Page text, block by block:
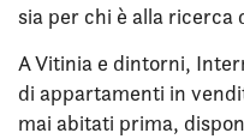
sia per chi è alla ricerca
A Vitinia e dintorni,
di appartamenti in
mai abitati prima,